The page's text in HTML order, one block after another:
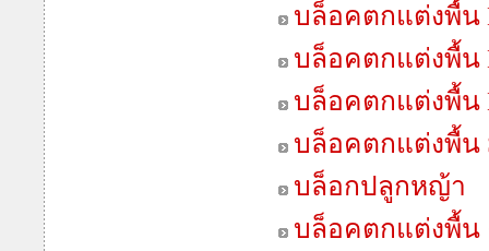
บล็อคตกแต่งพื้น
บล็อคตกแต่งพื้น
บล็อคตกแต่งพื้น
บล็อคตกแต่งพื้น
บล็อกปลูกหญ้า
บล็อคตกแต่งพื้น